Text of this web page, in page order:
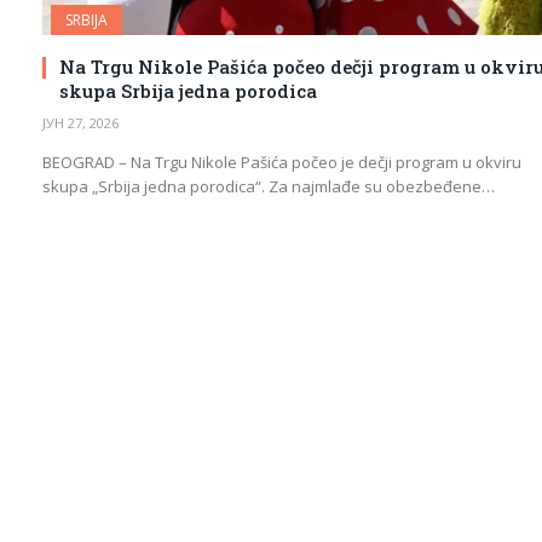
SRBIJA
Na Trgu Nikole Pašića počeo dečji program u
skupa Srbija jedna porodica
ЈУН 27, 2026
BEOGRAD – Na Trgu Nikole Pašića počeo je dečji program u okviru
skupa „Srbija jedna porodica“. Za najmlađe su obezbeđene…